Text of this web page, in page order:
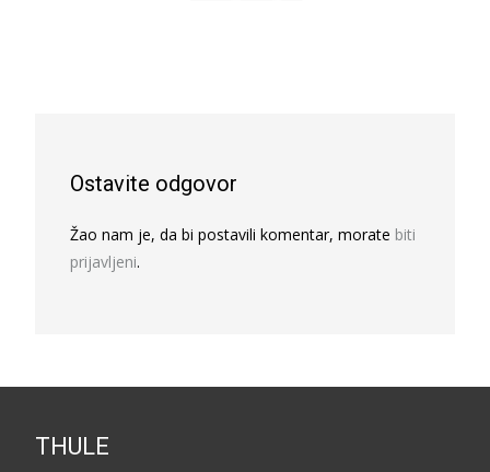
Ostavite odgovor
Žao nam je, da bi postavili komentar, morate biti
prijavljeni.
THULE